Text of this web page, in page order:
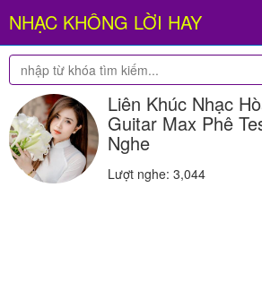
NHẠC KHÔNG LỜI HAY
Liên Khúc Nhạc
Guitar Max Phê
Nghe
Lượt nghe: 3,044